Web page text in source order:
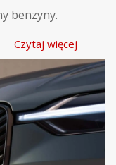
benzyny.
Czytaj więcej